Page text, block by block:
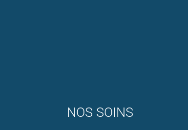
NOS SOINS